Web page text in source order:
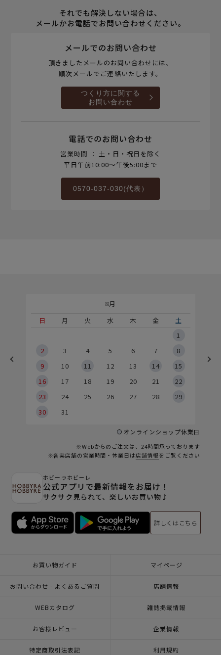
それでも解決しない場合は、
メールかお電話でお問い合わせください。
メールでのお問い合わせ
頂きましたメールのお問い合わせには、
順次メールでご連絡いたします。
つくり方に関する
お問い合わせ
電話でのお問い合わせ
営業時間 ： 土・日・祝日を除く
平日午前10:00～午後5:00まで
0570-037-030(代表）
8月
日
月 火 水 木 金
土
1
2
3 4 5 6 7
8
9
10 11 12 13 14
15
16
17 18 19 20 21
22
23
24 25 26 27 28
29
30
31
オンラインショップ休業日
※Webからのご注文は、24時間承っております
※各実店舗の営業時間・休業日は店舗情報をご覧ください
ホビーラホビーレ
公式アプリで最新情報をお届け！
サクサク見られて、楽しいお買い物♪
詳しくはこちら
お買い物ガイド マイページ
お問い合わせ - よくあるご質問 店舗情報
WEBカタログ 雑誌掲載情報
お客様レビュー 企業情報
特定商取引法表記 利用規約